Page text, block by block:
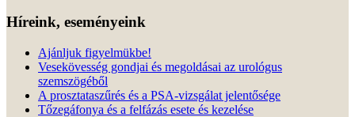
Híreink, eseményeink
Ajánljuk figyelmükbe!
Vesekövesség gondjai és megoldásai az urológus
szemszögéből
A prosztataszűrés és a PSA-vizsgálat jelentősége
Tőzegáfonya és a felfázás esete és kezelése